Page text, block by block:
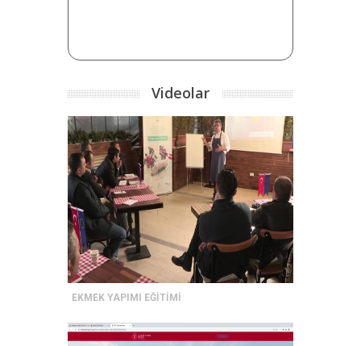
Videolar
EKMEK YAPIMI EĞİTİMİ